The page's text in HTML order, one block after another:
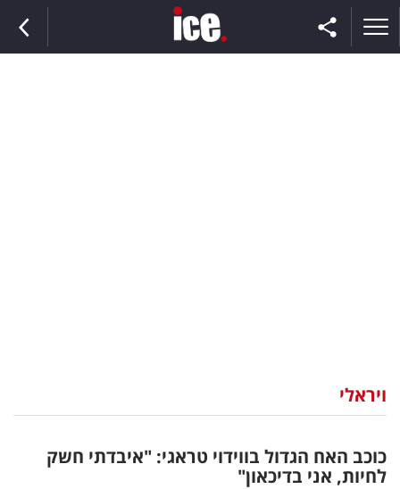
וצרכנות
דיגיטל
ויראלי
כוכב האח הגדול בווידוי טראגי: "איבדתי חשק
לחיות, אני בדיכאון"